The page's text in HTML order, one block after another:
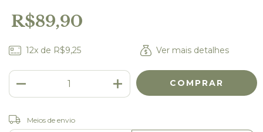
R$89,90
12x de R$9,25 Ver mais detalhes
Entregas para o CEP:
Meios de envio